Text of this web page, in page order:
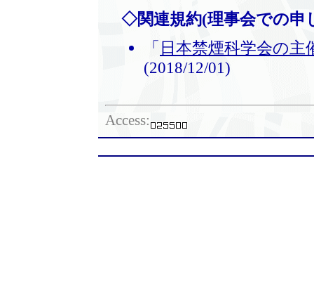
◇関連規約(理事会での申
「日本禁煙科学会の主
(2018/12/01)
Access: